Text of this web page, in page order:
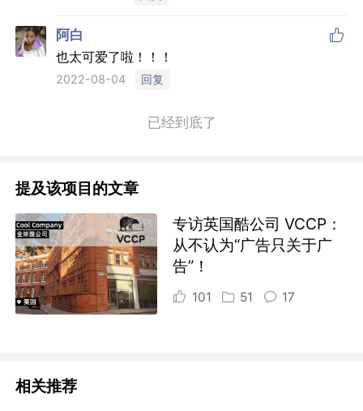
阿白 
也太可爱了啦！！！
2022-08-04 回复
已经到底了
提及该项目的文章
专访英国酷公司 VCCP：
从不认为“广告只关于广
告”！
101 51 17
相关推荐